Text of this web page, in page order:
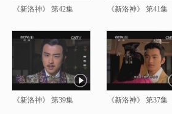
《新洛神》 第42集 《新洛神》 第41集
《新洛神》 第39集 《新洛神》 第37集